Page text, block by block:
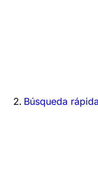
Búsqueda